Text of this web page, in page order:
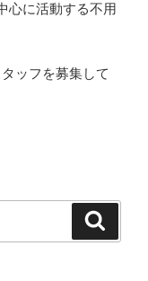
心に活動する不用
ッフを募集して